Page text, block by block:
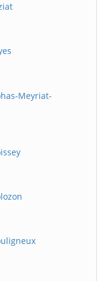
Meyriat-